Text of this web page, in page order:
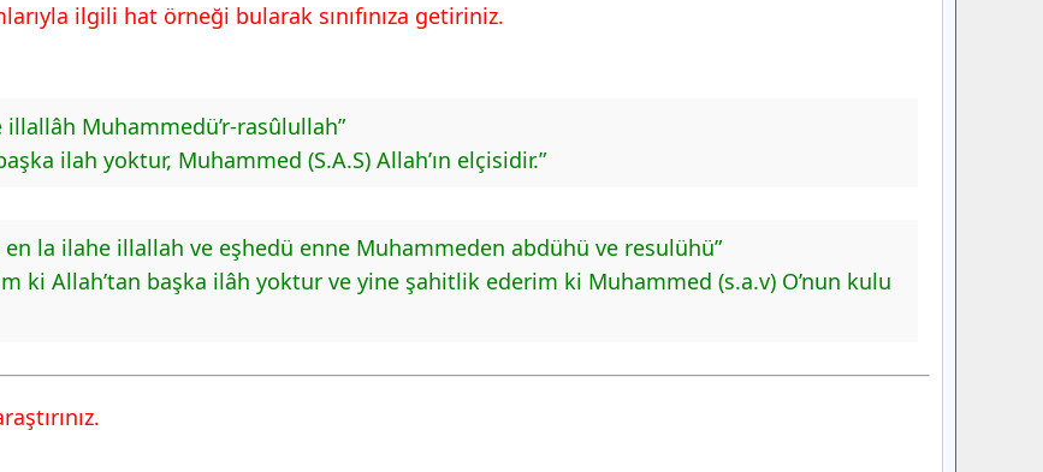
ilgili hat örneği bularak sınıfınıza getiriniz.
illallâh Muhammedü’r-rasûlullah”
ilah yoktur, Muhammed (S.A.S) Allah’ın elçisidir.”
en la ilahe illallah ve eşhedü enne Muhammeden abdühü ve resulühü”
ki Allah’tan başka ilâh yoktur ve yine şahitlik ederim ki Muhammed (s.a.v) O’nun kulu